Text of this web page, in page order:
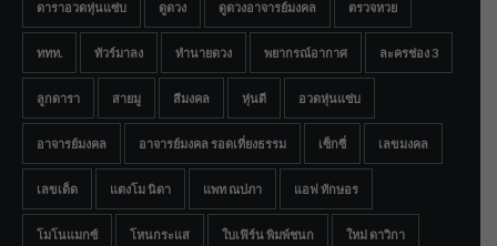
ดาราอวดหุ่นแซ่บ ดูดวง ดูดวงอาจารย์มงคล ตรวจหวย
ททท. ทัวร์มาลง ทำนายดวง พยากรณ์อากาศ ละครช่อง 3
ลูกดารา สายมู สีมงคล หุ่นดี อวดหุ่นแซ่บ
อาจารย์มงคล อาจารย์มงคล รอดเที่ยงธรรม เซ็กซี่ เลขมงคล
เลขเด็ด แตงโม นิดา แพท ณปภา แอฟ ทักษอร
โมโนแมกซ์ โหนกระแส ใบเฟิร์น พิมพ์ชนก ใหม่ ดาวิกา